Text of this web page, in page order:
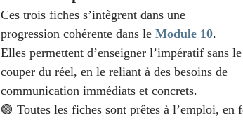
Ces trois fiches s’intègrent dans une
progression cohérente dans le Module 10.
Elles permettent d’enseigner l’impératif sans le
couper du réel, en le reliant à des besoins de
communication immédiats et concrets.
🟢 Toutes les fiches sont prêtes à l’emploi,